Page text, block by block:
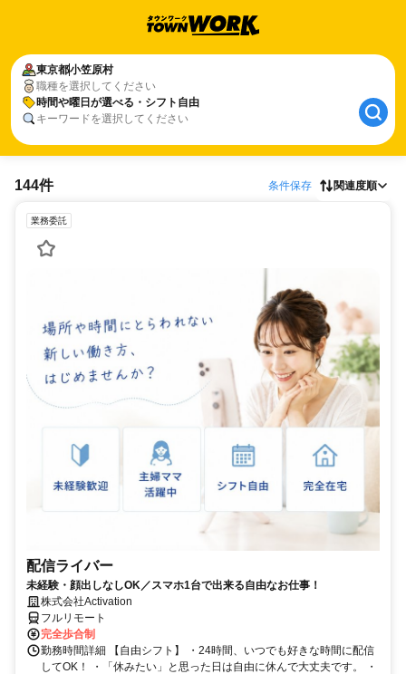
東京都小笠原村
職種を選択してください
時間や曜日が選べる・シフト自由
キーワードを選択してください
144件 条件保存 関連度順
業務委託
配信ライバー
未経験・顔出しなしOK／スマホ1台で出来る自由なお仕事！
株式会社Activation
フルリモート
完全歩合制
勤務時間詳細 【自由シフト】 ・24時間、いつでも好きな時間に配信
してOK！ ・「休みたい」と思った日は自由に休んで大丈夫です。 ・